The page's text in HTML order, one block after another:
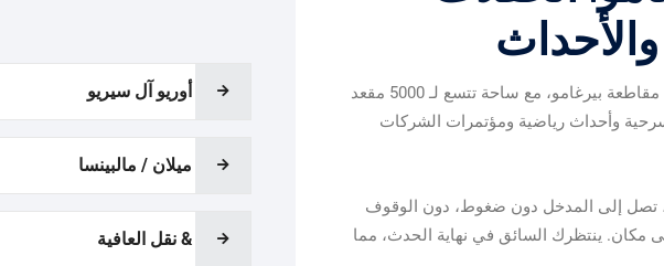
نقل أوريو آل سيريو
نقل ميلان / مالبينسا
سبا & نقل العافية
هو أكبر مركز ترفيهي في مقاطعة بيرغامو، مع ساحة تتسع لـ 5000 مقعد
وأحداث رياضية ومؤتمرات الشركات
تصل إلى المدخل دون ضغوط، دون الوقوف
مكان. ينتظرك السائق في نهاية الحدث، مما